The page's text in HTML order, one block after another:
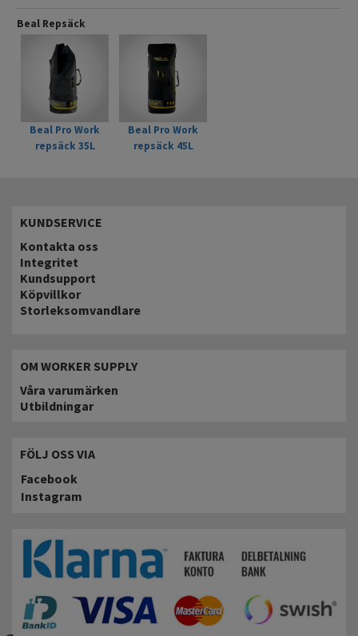
-Justeringspännen i metall
-Genomskinlig ficka för ID-märkning
-Vattenskyddad yttre ficka
-Stor öppning upptill
-Bärhandtag på sidan
Vikt: 1825g
Artikelnr: BSAC.PW60
EAN: 3700288243409
Beal Repsäck
Beal Pro Work
repsäck 35L
Beal Pro Work
repsäck 45L
KUNDSERVICE
Kontakta oss
Integritet
Kundsupport
Köpvillkor
Storleksomvandlare
OM WORKER SUPPLY
Våra varumärken
Utbildningar
FÖLJ OSS VIA
Facebook
Instagram